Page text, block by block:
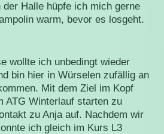
Halle hüpfe ich mich gerne
warm, bevor es losgeht.
wollte ich unbedingt wieder
bin hier in Würselen zufällig an
Mit dem Ziel im Kopf
ATG Winterlauf starten zu
zu Anja auf. Nachdem wir
ich gleich im Kurs L3